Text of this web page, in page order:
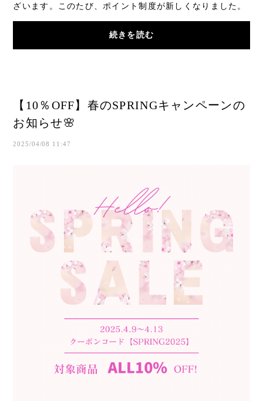
ざいます。このたび、ポイント制度が新しくなりました。
お買い物をもっと楽しみながら、日々の美髪ケア...
続きを読む
【10％OFF】春のSPRINGキャンペーンの
お知らせ🌸
2025/04/08 11:47